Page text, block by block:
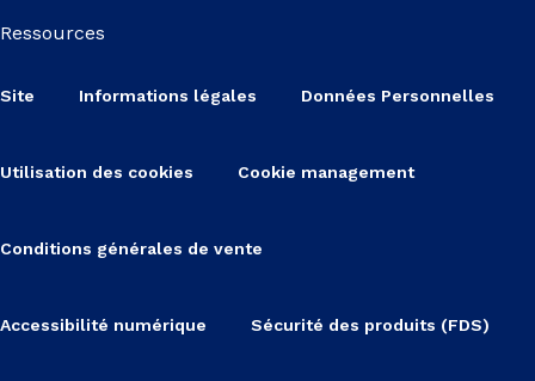
Ressources
Site Informations légales Données Personnelles
Utilisation des cookies Cookie management
Conditions générales de vente
Accessibilité numérique Sécurité des produits (FDS)